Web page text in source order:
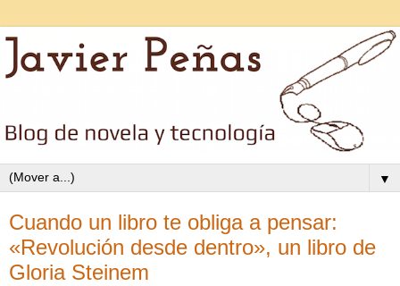
▼
Cuando un libro te obliga a pensar:
«Revolución desde dentro», un libro de
Gloria Steinem